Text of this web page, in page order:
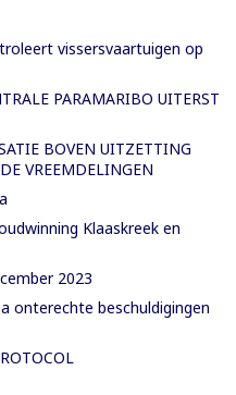
vissersvaartuigen op
PARAMARIBO UITERST
BOVEN UITZETTING
VREEMDELINGEN
Klaaskreek en
2023
onterechte beschuldigingen